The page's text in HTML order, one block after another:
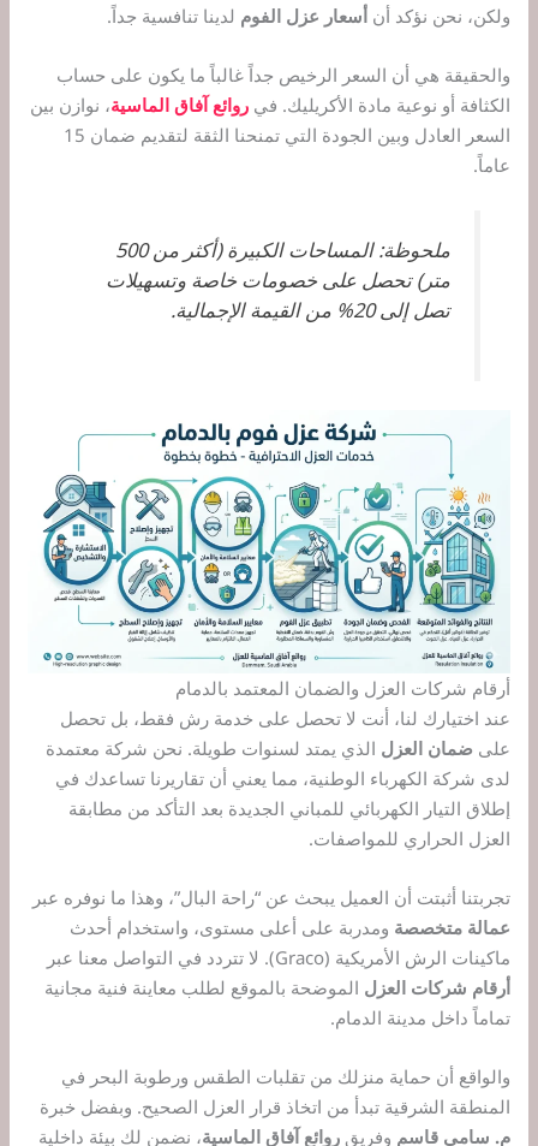
ولكن، نحن نؤكد أنأسعار عزل الفوم لدينا تنافسية جداً.
والحقيقة هي أن السعر الرخيص جداً غالباً ما يكون على حساب
الكثافة أو نوعية مادة الأكريليك. فيروائع آفاق الماسية، نوازن بين
السعر العادل وبين الجودة التي تمنحنا الثقة لتقديم ضمان 15
عاماً.
ملحوظة: المساحات الكبيرة (أكثر من 500
متر) تحصل على خصومات خاصة وتسهيلات
تصل إلى 20% من القيمة الإجمالية.
أرقام شركات العزل والضمان المعتمد بالدمام
عند اختيارك لنا، أنت لا تحصل على خدمة رش فقط، بل تحصل
علىضمان العزل الذي يمتد لسنوات طويلة. نحن شركة معتمدة
لدى شركة الكهرباء الوطنية، مما يعني أن تقاريرنا تساعدك في
إطلاق التيار الكهربائي للمباني الجديدة بعد التأكد من مطابقة
العزل الحراري للمواصفات.
تجربتنا أثبتت أن العميل يبحث عن “راحة البال”، وهذا ما نوفره عبر
عمالة متخصصة ومدربة على أعلى مستوى، واستخدام أحدث
ماكينات الرش الأمريكية (Graco). لا تتردد في التواصل معنا عبر
أرقام شركات العزل الموضحة بالموقع لطلب معاينة فنية مجانية
تماماً داخل مدينة الدمام.
والواقع أن حماية منزلك من تقلبات الطقس ورطوبة البحر في
المنطقة الشرقية تبدأ من اتخاذ قرار العزل الصحيح. وبفضل خبرة
م. سامي قاسم وفريقروائع آفاق الماسية، نضمن لك بيئة داخلية